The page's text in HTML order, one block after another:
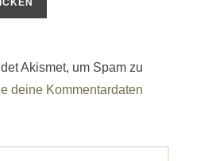
Akismet, um Spam zu
deine Kommentardaten